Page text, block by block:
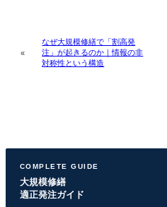
«
なぜ大規模修繕で「割高発
注」が起きるのか｜情報の非
対称性という構造
COMPLETE GUIDE
大規模修繕
適正発注ガイド